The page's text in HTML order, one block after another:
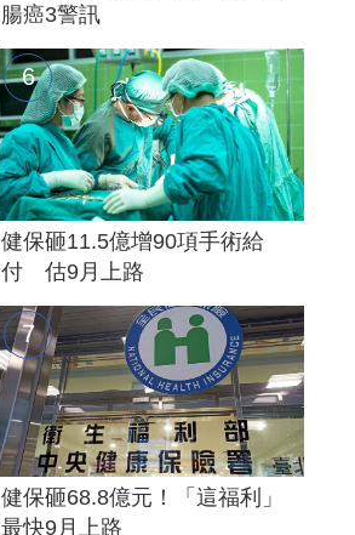
腸癌3警訊
健保砸11.5億增90項手術給
付 估9月上路
健保砸68.8億元！「這福利」
最快9月上路